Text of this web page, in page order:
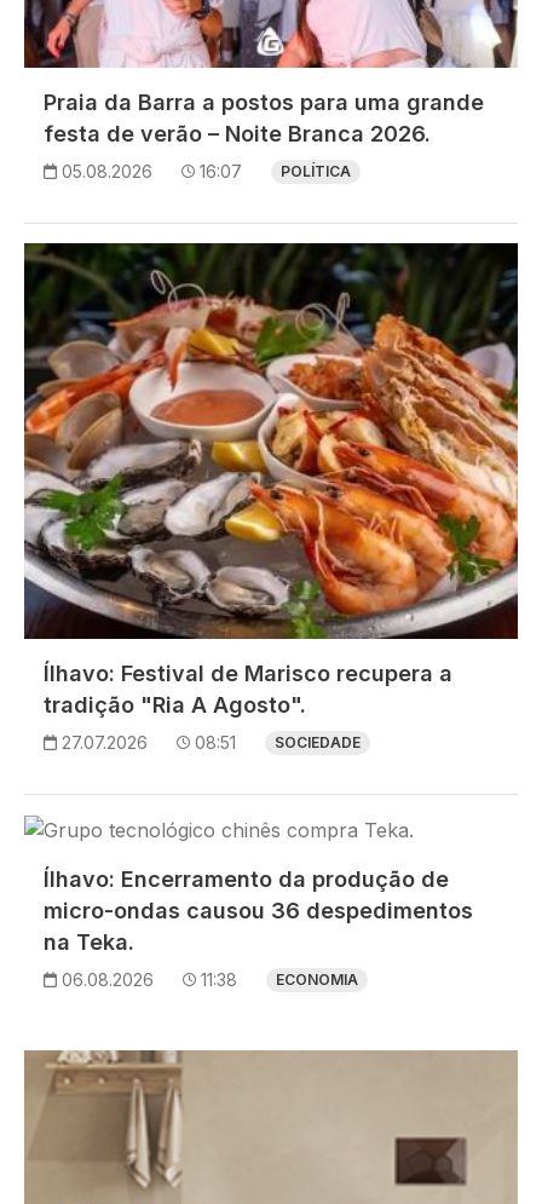
Praia da Barra a postos para uma grande
festa de verão – Noite Branca 2026.
05.08.2026 16:07 POLÍTICA
Imagem
Ílhavo: Festival de Marisco recupera a
tradição "Ria A Agosto".
27.07.2026 08:51 SOCIEDADE
Imagem
Ílhavo: Encerramento da produção de
micro-ondas causou 36 despedimentos
na Teka.
06.08.2026 11:38 ECONOMIA